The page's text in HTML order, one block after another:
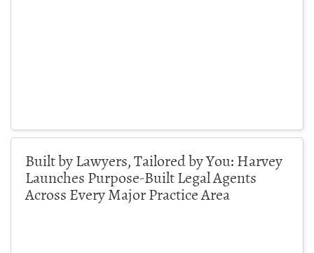
Built by Lawyers, Tailored by You: Harvey
Launches Purpose-Built Legal Agents
Across Every Major Practice Area